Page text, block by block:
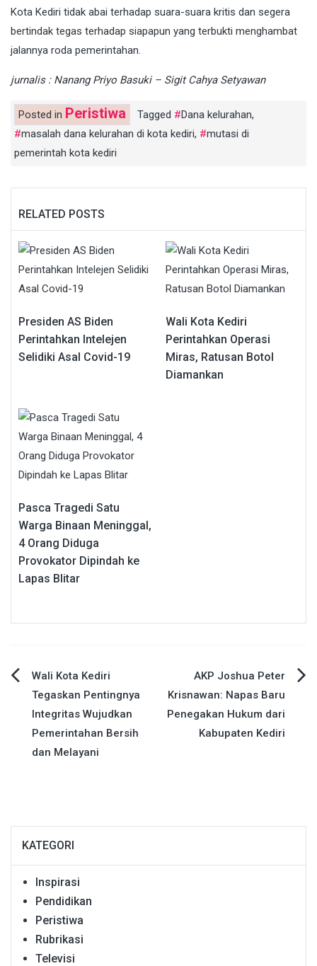
Kota Kediri tidak abai terhadap suara-suara kritis dan segera
bertindak tegas terhadap siapapun yang terbukti menghambat
jalannya roda pemerintahan.
jurnalis : Nanang Priyo Basuki – Sigit Cahya Setyawan
Posted in Peristiwa Tagged Dana kelurahan,
masalah dana kelurahan di kota kediri,
mutasi di
pemerintah kota kediri
RELATED POSTS
Presiden AS Biden
Perintahkan Intelejen
Selidiki Asal Covid-19
Wali Kota Kediri
Perintahkan Operasi
Miras, Ratusan Botol
Diamankan
Pasca Tragedi Satu
Warga Binaan Meninggal,
4 Orang Diduga
Provokator Dipindah ke
Lapas Blitar
Navigasi
pos
Wali Kota Kediri
Tegaskan Pentingnya
Integritas Wujudkan
Pemerintahan Bersih
dan Melayani
AKP Joshua Peter
Krisnawan: Napas Baru
Penegakan Hukum dari
Kabupaten Kediri
KATEGORI
Inspirasi
Pendidikan
Peristiwa
Rubrikasi
Televisi